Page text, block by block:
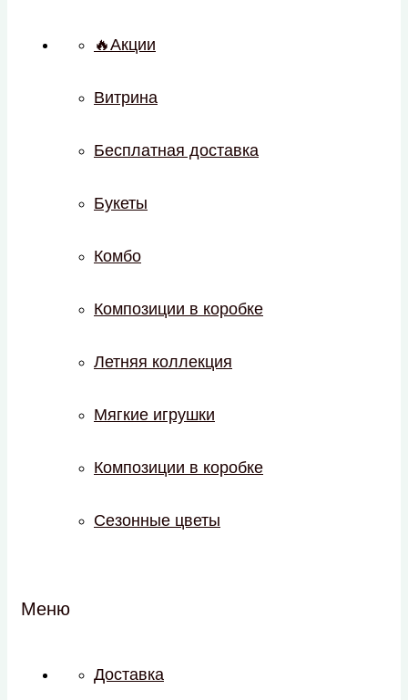
🔥Акции
Витрина
Бесплатная доставка
Букеты
Комбо
Композиции в коробке
Летняя коллекция
Мягкие игрушки
Композиции в коробке
Сезонные цветы
Меню
Доставка